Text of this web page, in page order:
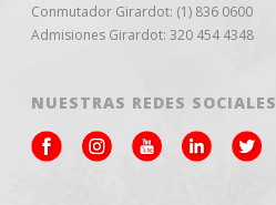
Conmutador Girardot: (1) 836 0600
Admisiones Girardot: 320 454 4348
NUESTRAS REDES SOCIALES